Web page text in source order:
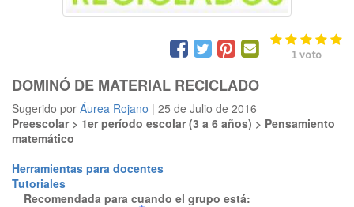
1voto
DOMINÓ DE MATERIAL RECICLADO
Sugerido por Áurea Rojano | 25 de Julio de 2016
Preescolar > 1er período escolar (3 a 6 años) > Pensamiento
matemático
Herramientas para docentes
Tutoriales
Recomendada para cuando el grupo está: